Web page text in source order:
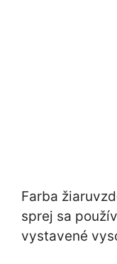
Farba
sprej sa
vystavené